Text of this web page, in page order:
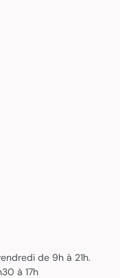
de 9h à 21h.
à 17h